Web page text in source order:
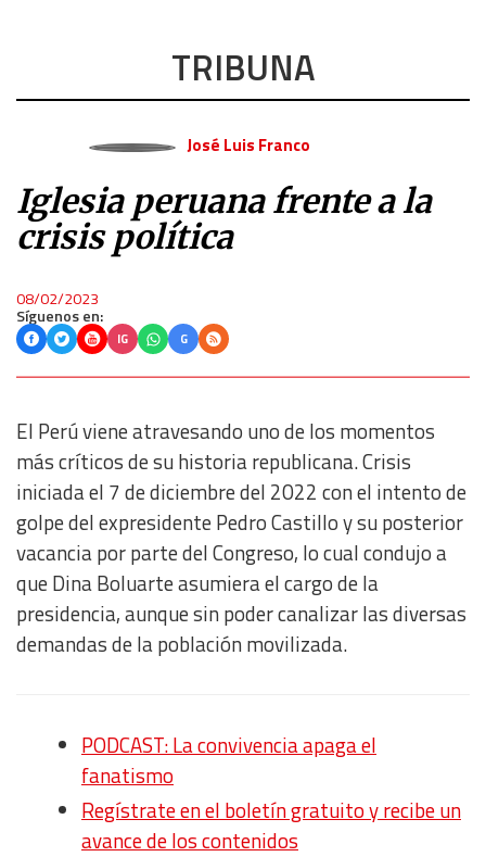
TRIBUNA
José Luis Franco
Iglesia peruana frente a la
crisis política
08/02/2023
Síguenos en:
IG G
El Perú viene atravesando uno de los momentos
más críticos de su historia republicana. Crisis
iniciada el 7 de diciembre del 2022 con el intento de
golpe del expresidente Pedro Castillo y su posterior
vacancia por parte del Congreso, lo cual condujo a
que Dina Boluarte asumiera el cargo de la
presidencia, aunque sin poder canalizar las diversas
demandas de la población movilizada.
PODCAST: La convivencia apaga el
fanatismo
Regístrate en el boletín gratuito y recibe un
avance de los contenidos